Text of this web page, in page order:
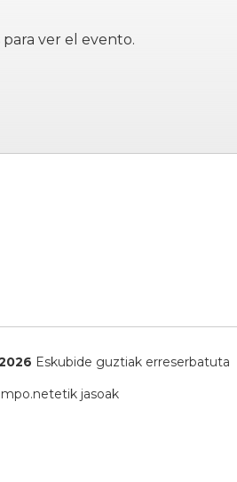
para ver el evento.
Eskubide guztiak erreserbatuta
etik jasoak